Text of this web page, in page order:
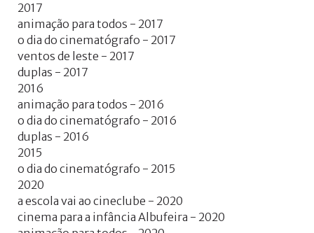
2017
animação para todos - 2017
o dia do cinematógrafo - 2017
ventos de leste - 2017
duplas - 2017
2016
animação para todos - 2016
o dia do cinematógrafo - 2016
duplas - 2016
2015
o dia do cinematógrafo - 2015
2020
a escola vai ao cineclube - 2020
cinema para a infância Albufeira - 2020